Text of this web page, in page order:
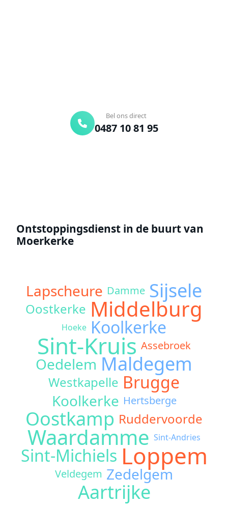
Bel ons direct
0487 10 81 95
Ontstoppingsdienst in de buurt van
Moerkerke
Lapscheure Damme Sijsele
Oostkerke Middelburg
Hoeke Koolkerke
Sint-Kruis Assebroek
Oedelem Maldegem
Westkapelle Brugge
Koolkerke Hertsberge
Oostkamp Ruddervoorde
Waardamme Sint-Andries
Sint-MichielsLoppem
Veldegem Zedelgem
Aartrijke